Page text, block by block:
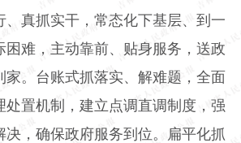
、真抓实干，常态化下基层、到一
困难，主动靠前、贴身服务，送政
家。台账式抓落实、解难题，全面
处置机制，建立点调直调制度，强
决，确保政府服务到位。扁平化抓